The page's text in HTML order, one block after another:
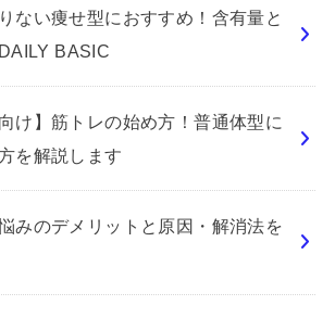
ない痩せ型におすすめ！含有量と
BASIC
け】筋トレの始め方！普通体型に
を解説します
みのデメリットと原因・解消法を